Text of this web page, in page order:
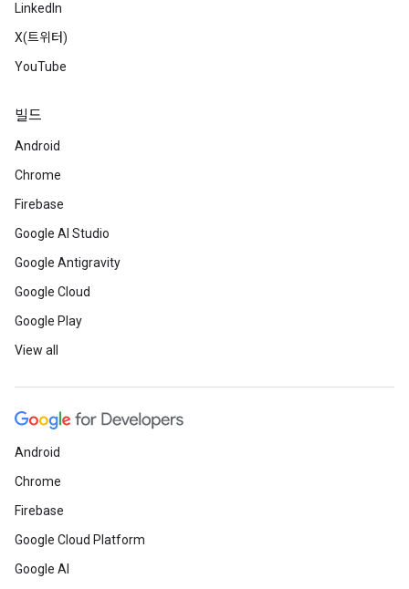
LinkedIn
X(트위터)
YouTube
빌드
Android
Chrome
Firebase
Google AI Studio
Google Antigravity
Google Cloud
Google Play
View all
Android
Chrome
Firebase
Google Cloud Platform
Google AI